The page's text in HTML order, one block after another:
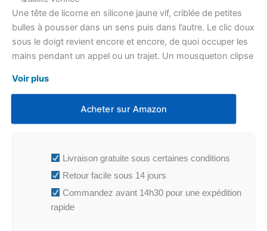
Une tête de licorne en silicone jaune vif, criblée de petites
bulles à pousser dans un sens puis dans l’autre. Le clic doux
sous le doigt revient encore et encore, de quoi occuper les
mains pendant un appel ou un trajet. Un mousqueton clipse
Voir plus
Acheter sur Amazon
Livraison gratuite sous certaines conditions
Retour facile sous 14 jours
Commandez avant 14h30 pour une expédition
rapide